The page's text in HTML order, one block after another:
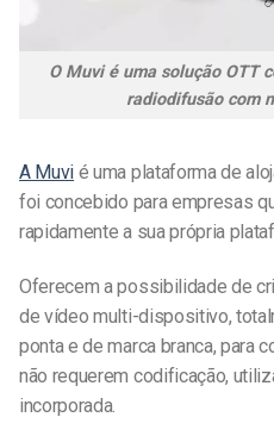
O Muvi é uma solução OTT
radiodifusão com
A Muvi é uma plataforma de
foi concebido para empresas
rapidamente a sua própria
Oferecem a possibilidade de
de vídeo multi-dispositivo,
ponta e de marca branca, para
não requerem codificação,
incorporada.